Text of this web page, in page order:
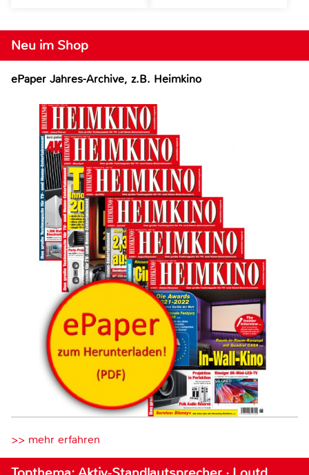
Neu im Shop
ePaper Jahres-Archive, z.B. Heimkino
>> mehr erfahren